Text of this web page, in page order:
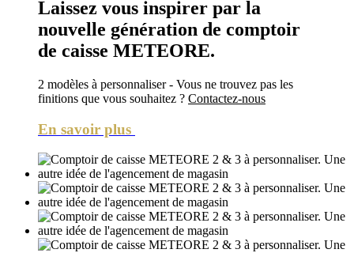
Laissez vous inspirer par la
nouvelle génération de comptoir
de caisse METEORE.
2 modèles à personnaliser - Vous ne trouvez pas les
finitions que vous souhaitez ? Contactez-nous
En savoir plus